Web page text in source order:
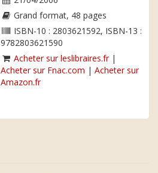
Grand format, 48 pages
ISBN-10 : 2803621592, ISBN-13 :
9782803621590
Acheter sur leslibraires.fr|
Acheter sur Fnac.com | Acheter sur
Amazon.fr